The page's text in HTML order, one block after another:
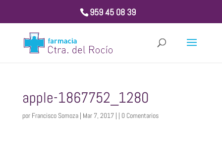
959 45 08 39
apple-1867752_1280
por Francisco Somoza| Mar 7, 2017 | | 0 Comentarios